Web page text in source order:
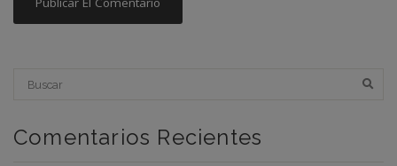
Comentarios Recientes